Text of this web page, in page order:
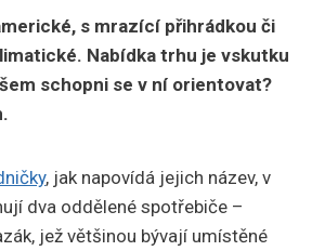
s mrazící přihrádkou či
Nabídka trhu je vskutku
schopni se v ní orientovat?
, jak napovídá jejich název, v
dva oddělené spotřebiče –
jež většinou bývají umístěné